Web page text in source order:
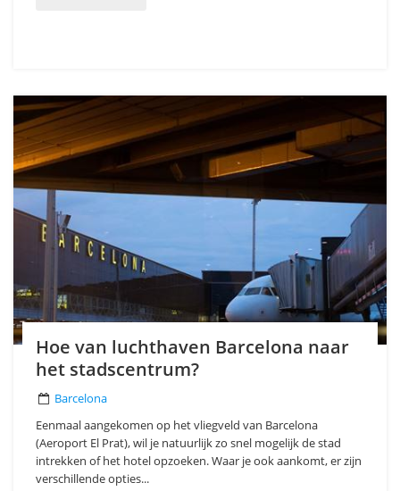
Hoe van luchthaven Barcelona naar
het stadscentrum?
Barcelona
Eenmaal aangekomen op het vliegveld van Barcelona
(Aeroport El Prat), wil je natuurlijk zo snel mogelijk de stad
intrekken of het hotel opzoeken. Waar je ook aankomt, er zijn
verschillende opties...